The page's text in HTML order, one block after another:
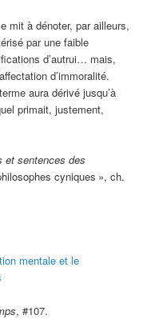
mit à dénoter, par ailleurs,
par une faible
d’autrui… mais,
d’immoralité.
aura dérivé jusqu’à
primait, justement,
et sentences des
cyniques », ch.
mentale et le
, #107.